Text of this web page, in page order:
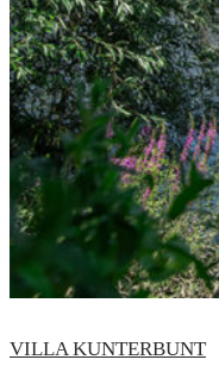
VILLA KUNTERBUNT